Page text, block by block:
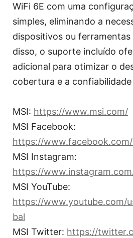
WiFi 6E com uma
simples, eliminando a
dispositivos ou ferramentas
disso, o suporte incluído
adicional para otimizar o
cobertura e a
MSI: https://www.msi.com/
MSI Facebook:
https://www.facebook.com/
MSI Instagram:
https://
MSI YouTube:
https://www.youtube.com/
bal
MSI Twitter: https://